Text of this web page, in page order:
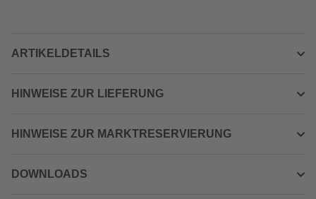
ARTIKELDETAILS
HINWEISE ZUR LIEFERUNG
HINWEISE ZUR MARKTRESERVIERUNG
DOWNLOADS